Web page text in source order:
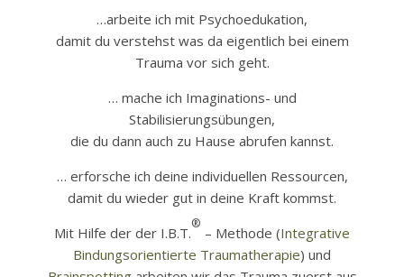
…arbeite ich mit Psychoedukation,
damit du verstehst was da eigentlich bei einem
Trauma vor sich geht.
… mache ich Imaginations- und
Stabilisierungsübungen,
die du dann auch zu Hause abrufen kannst.
… erforsche ich deine individuellen Ressourcen,
damit du wieder gut in deine Kraft kommst.
Mit Hilfe der der I.B.T.
®
– Methode (Integrative
Bindungsorientierte Traumatherapie) und